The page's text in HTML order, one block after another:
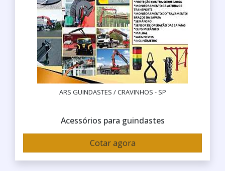
ARS GUINDASTES / CRAVINHOS - SP
Acessórios para guindastes
Cotar agora